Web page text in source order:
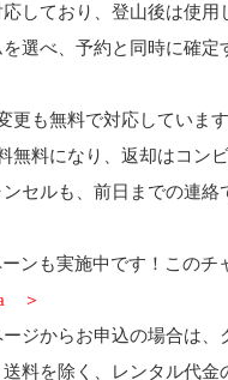
応しており、登山後は使
選べ、予約と同時に確定
更も無料で対応しています
無料になり、返却はコン
セルも、前日までの連
ンも実施中です！このチ
＞
ジからお申込の場合は
料を除く、レンタル代金